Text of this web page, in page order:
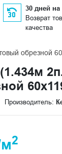
30 дней
Возврат
качества
обрезной
Производитель:
2